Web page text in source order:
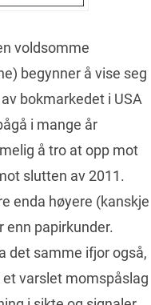
voldsomme
begynner å vise seg
bokmarkedet i USA
i mange år
å tro at opp mot
slutten av 2011.
enda høyere (kanskje
enn papirkunder.
det samme ifjor også,
varslet momspåslag